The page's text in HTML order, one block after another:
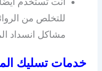
للتخلص من
مشاكل انسداد
خدمات تسليك